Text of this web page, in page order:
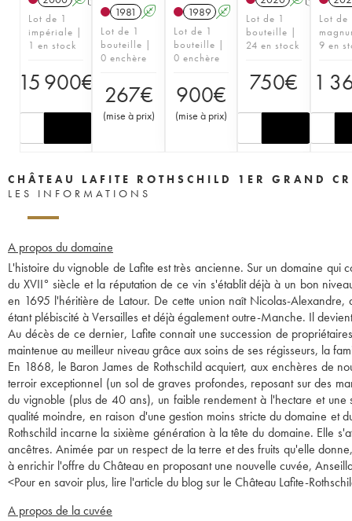
Lot de 1
impériale |
1 en stock
15 900€
1981 A
Lot de 1
bouteille |
0 enchère
267€
(mise à prix)
1989 A
Lot de 1
bouteille |
0 enchère
900€
(mise à prix)
Lot de 1
bouteille |
24 en stock
750€
Lot de
9 en
1
CHÂTEAU LAFITE ROTHSCHILD 1ER GRAND
LES INFORMATIONS
A propos du domaine
L'histoire du vignoble de Lafite est très ancienne. Sur un domaine
du XVII° siècle et la réputation de ce vin s'établit déjà à un bon
en 1695 l'héritière de Latour. De cette union naît Nicolas-
étant plébiscité à Versailles et déjà également outre-Manche. Il
Au décès de ce dernier, Lafite connait une succession de
maintenue au meilleur niveau grâce aux soins de ses régisseurs, la
En 1868, le Baron James de Rothschild acquiert, aux enchères de
terroir exceptionnel (un sol de graves profondes, reposant sur des
du vignoble (plus de 40 ans), un faible rendement à l'hectare et
qualité moindre, en raison d'une gestion moins stricte du domaine et
Rothschild incarne la sixième génération à la tête du domaine. Elle
ancêtres. Animée par un respect de la terre et des fruits qu'elle
à enrichir l'offre du Château en proposant une nouvelle cuvée,
<Pour en savoir plus, lire l'article du blog sur le Château Lafite-
A propos de la cuvée